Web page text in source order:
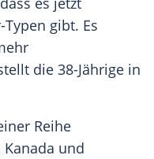
gibt. Es
die 38-Jährige in
Reihe
Kanada und